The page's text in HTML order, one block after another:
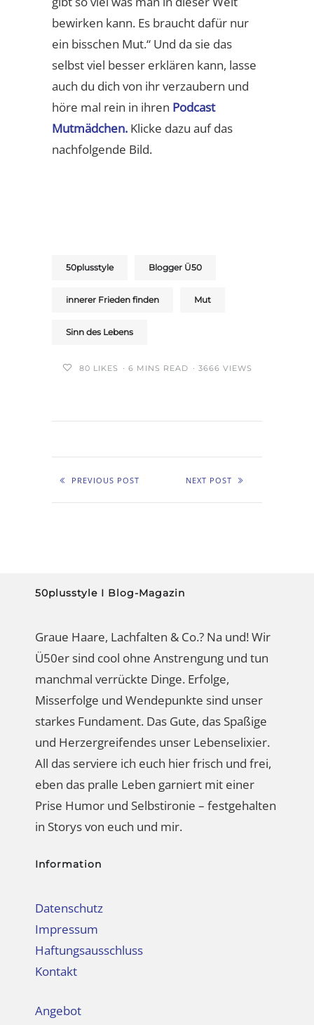
bewirken kann. Es braucht dafür nur
ein bisschen Mut.“ Und da sie das
selbst viel besser erklären kann, lasse
auch du dich von ihr verzaubern und
höre mal rein in ihren Podcast
Mutmädchen. Klicke dazu auf das
nachfolgende Bild.
50plusstyle Blogger Ü50
innerer Frieden finden Mut
Sinn des Lebens
80 LIKES 6 MINS READ 3666 VIEWS
PREVIOUS POST NEXT POST
50plusstyle I Blog-Magazin
Graue Haare, Lachfalten & Co.? Na und! Wir
Ü50er sind cool ohne Anstrengung und tun
manchmal verrückte Dinge. Erfolge,
Misserfolge und Wendepunkte sind unser
starkes Fundament. Das Gute, das Spaßige
und Herzergreifendes unser Lebenselixier.
All das serviere ich euch hier frisch und frei,
eben das pralle Leben garniert mit einer
Prise Humor und Selbstironie – festgehalten
in Storys von euch und mir.
Information
Datenschutz
Impressum
Haftungsausschluss
Kontakt
Angebot